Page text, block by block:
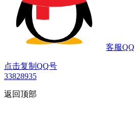
客服QQ
点击复制QQ号
33828935
返回顶部